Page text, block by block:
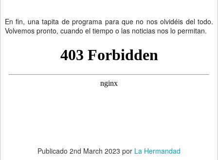
En fin, una tapita de programa para que no nos olvidéis del todo.
Volvemos pronto, cuando el tiempo o las noticias nos lo permitan.
Publicado 2nd March 2023 por La Hermandad